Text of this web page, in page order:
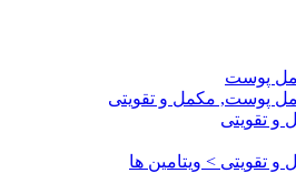
پوست
پوست, مکمل و تقویتی
و تقویتی
تقویتی > ویتامین ها